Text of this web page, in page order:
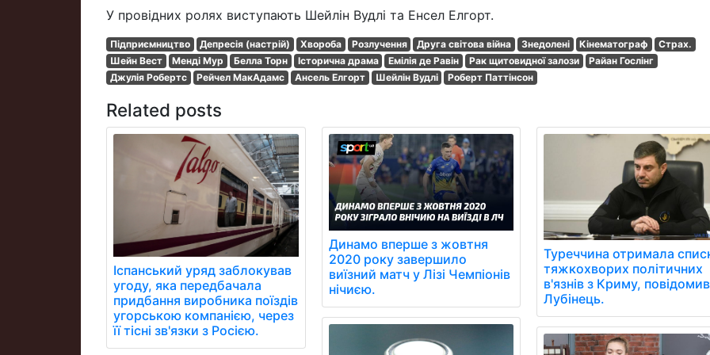
У провідних ролях виступають Шейлін Вудлі та Енсел Елгорт.
Підприємництво Депресія (настрій) Хвороба Розлучення Друга світова війна Знедолені Кінематограф
Страх.
Шейн Вест
Менді Мур Белла Торн Історична драма Емілія де Равін Рак щитовидної залози
Райан Гослінг
Джулія Робертс
Рейчел МакАдамс Ансель Елгорт Шейлін Вудлі Роберт Паттінсон
Related posts
Іспанський уряд заблокував
угоду, яка передбачала
придбання виробника поїздів
угорською компанією, через
її тісні зв'язки з Росією.
Динамо вперше з жовтня
2020 року завершило
виїзний матч у Лізі Чемпіонів
нічиєю.
Туреччина отримала
тяжкохворих політичних
в'язнів з Криму, повідомив
Лубінець.